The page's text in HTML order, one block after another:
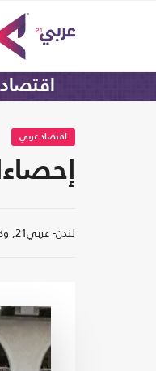
اقتصاد
اقتصاد عربي
لندن- عربي21, وكالات